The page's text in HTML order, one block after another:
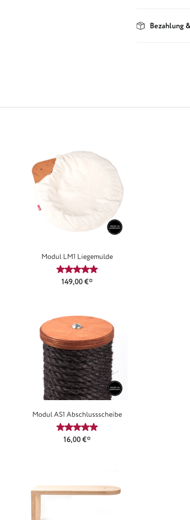
Bezahlung
Modul LM1 Liegemulde
Durchschnittliche Bewertung von
149,00 €*
Modul AS1 Abschlussscheibe
Durchschnittliche Bewertung von 5
16,00 €*